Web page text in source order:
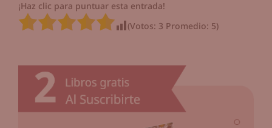
¡Haz clic para puntuar esta entrada!
(Votos: 3 Promedio: 5)